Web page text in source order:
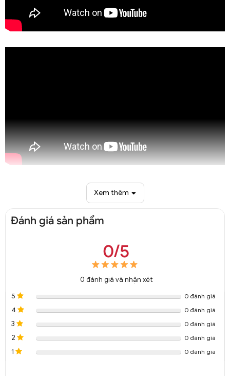
Xem thêm
Đánh giá sản phẩm
0/5
0 đánh giá và nhận xét
5
0 đánh giá
4 0 đánh giá
3 0 đánh giá
2 0 đánh giá
1 0 đánh giá